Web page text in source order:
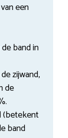
een
band in
zijwand,
de
(betekent
band